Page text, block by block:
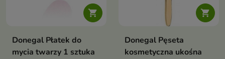

Donegal Płatek do
mycia twarzy 1 sztuka

Donegal Pęseta
kosmetyczna ukośna